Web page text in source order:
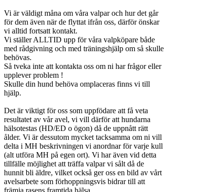
Vi är väldigt måna om våra valpar och hur det går
för dem även när de flyttat ifrån oss, därför önskar
vi alltid fortsatt kontakt.
Vi ställer ALLTID upp för våra valpköpare både
med rådgivning och med träningshjälp om så skulle
behövas.
Så tveka inte att kontakta oss om ni har frågor eller
upplever problem !
Skulle din hund behöva omplaceras finns vi till
hjälp.
Det är viktigt för oss som uppfödare att få veta
resultatet av vår avel, vi vill därför att hundarna
hälsotestas (HD/ED o ögon) då de uppnått rätt
ålder. Vi är dessutom mycket tacksamma om ni vill
delta i MH beskrivningen vi anordnar för varje kull
(alt utföra MH på egen ort). Vi har även vid detta
tillfälle möjlighet att träffa valpar vi sålt då de
hunnit bli äldre, vilket också ger oss en bild av vårt
avelsarbete som förhoppningsvis bidrar till att
främja rasens framtida hälsa.